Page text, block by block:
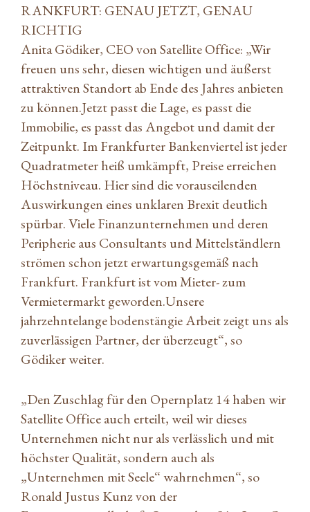
RANKFURT: GENAU JETZT, GENAU
RICHTIG
Anita Gödiker, CEO von Satellite Office: „Wir
freuen uns sehr, diesen wichtigen und äußerst
attraktiven Standort ab Ende des Jahres anbieten
zu können.Jetzt passt die Lage, es passt die
Immobilie, es passt das Angebot und damit der
Zeitpunkt. Im Frankfurter Bankenviertel ist jeder
Quadratmeter heiß umkämpft, Preise erreichen
Höchstniveau. Hier sind die vorauseilenden
Auswirkungen eines unklaren Brexit deutlich
spürbar. Viele Finanzunternehmen und deren
Peripherie aus Consultants und Mittelständlern
strömen schon jetzt erwartungsgemäß nach
Frankfurt. Frankfurt ist vom Mieter- zum
Vermietermarkt geworden.Unsere
jahrzehntelange bodenstängie Arbeit zeigt uns als
zuverlässigen Partner, der überzeugt“, so
Gödiker weiter.
„Den Zuschlag für den Opernplatz 14 haben wir
Satellite Office auch erteilt, weil wir dieses
Unternehmen nicht nur als verlässlich und mit
höchster Qualität, sondern auch als
„Unternehmen mit Seele“ wahrnehmen“, so
Ronald Justus Kunz von der